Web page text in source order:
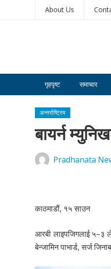
About Us
गृहपृष्ट समाचार
अन्तर्राष्ट्रिय
बायर्न
Pradhanata
काठमाडौं, १५ साउन
आरबी लाइपजिगलाई ५–३ ले
बेन्जामिन पाभार्ड, सर्ज